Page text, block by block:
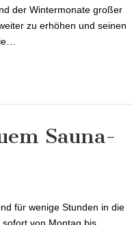
der Wintermonate großer
zu erhöhen und seinen
Sauna-
für wenige Stunden in die